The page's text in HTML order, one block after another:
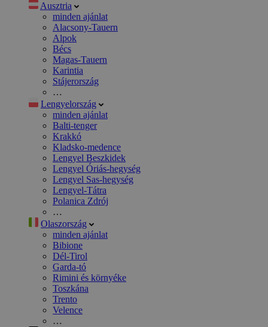
Ausztria
minden ajánlat
Alacsony-Tauern
Alpok
Bécs
Magas-Tauern
Karintia
Stájerország
…
Lengyelország
minden ajánlat
Balti-tenger
Krakkó
Kladsko-medence
Lengyel Beszkidek
Lengyel Óriás-hegység
Lengyel Sas-hegység
Lengyel-Tátra
Polanica Zdrój
…
Olaszország
minden ajánlat
Bibione
Dél-Tirol
Garda-tó
Rimini és környéke
Toszkána
Trento
Velence
…